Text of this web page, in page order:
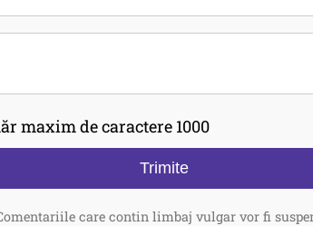
maxim de caractere 1000
Trimite
care contin limbaj vulgar vor fi